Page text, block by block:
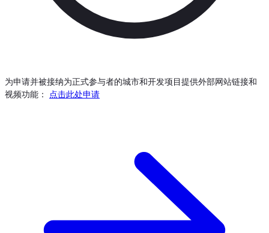
为申请并被接纳为正式参与者的城市和开发项目提供外部网站链接和
视频功能：
点击此处申请